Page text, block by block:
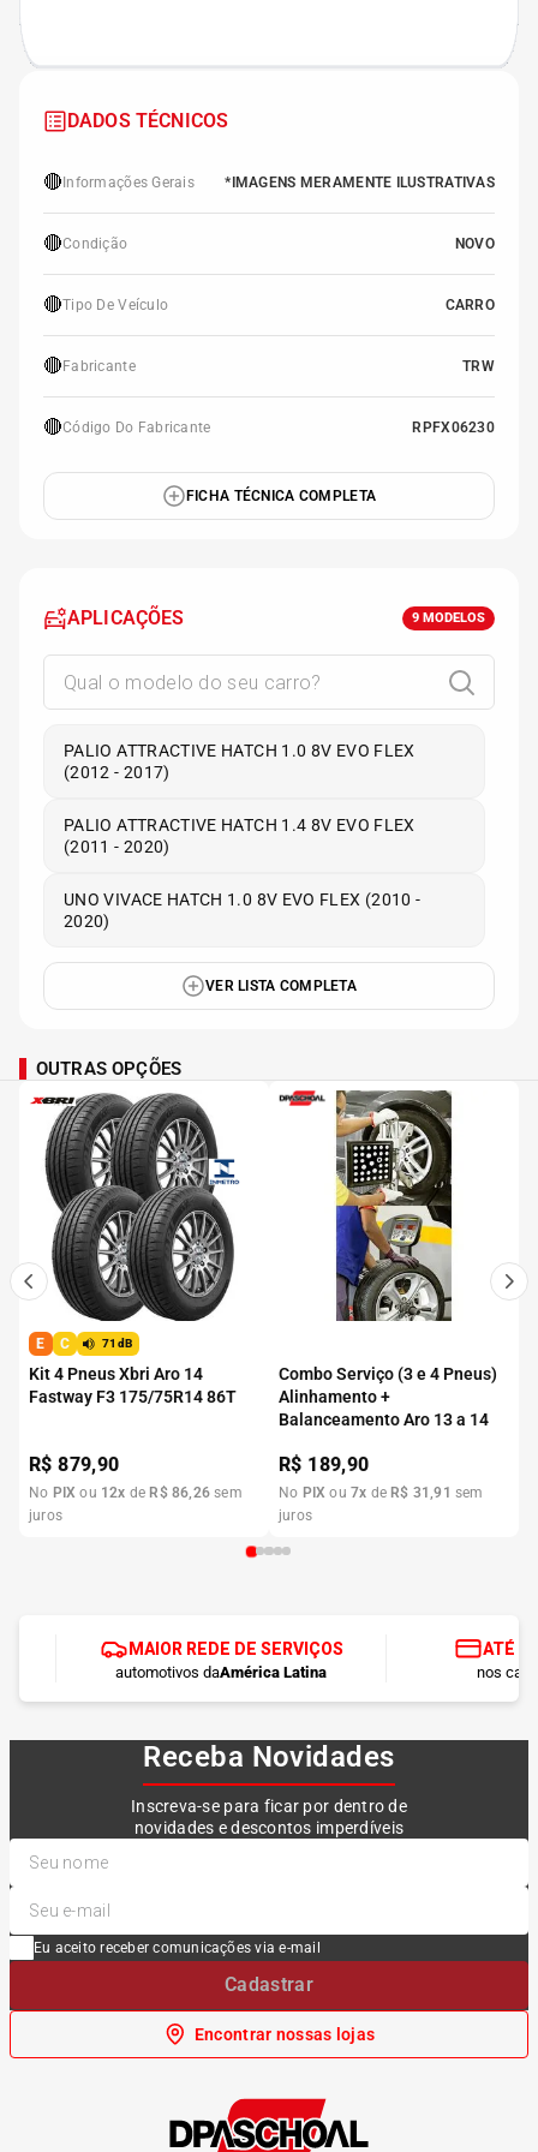
DADOS TÉCNICOS
🔴 Informações Gerais *IMAGENS MERAMENTE ILUSTRATIVAS
🔴Condição NOVO
🔴Tipo De Veículo CARRO
🔴 Fabricante TRW
🔴Código Do Fabricante RPFX06230
FICHA TÉCNICA COMPLETA
APLICAÇÕES 9 MODELOS
PALIO ATTRACTIVE HATCH 1.0 8V EVO FLEX
(2012 - 2017)
PALIO ATTRACTIVE HATCH 1.4 8V EVO FLEX
(2011 - 2020)
UNO VIVACE HATCH 1.0 8V EVO FLEX (2010 -
2020)
VER LISTA COMPLETA
OUTRAS OPÇÕES
E C 71dB
Kit 4 Pneus Xbri Aro 14
Fastway F3 175/75R14 86T
R$879,90
No PIX ou 12x de R$ 86,26 sem
juros
Combo Serviço (3 e 4 Pneus)
Alinhamento +
Balanceamento Aro 13 a 14
R$ 189,90
No PIX ou7x de R$ 31 ,91 sem
juros
MAIOR REDE DE SERVIÇOS
automotivos daAmérica Latina
ATÉ
nos
Receba Novidades
Inscreva-se para ficar por dentro de
novidades e descontos imperdíveis
Eu aceito receber comunicações via e-mail
Cadastrar
Encontrar nossas lojas